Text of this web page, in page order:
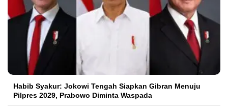
Habib Syakur: Jokowi Tengah Siapkan Gibran Menuju
Pilpres 2029, Prabowo Diminta Waspada